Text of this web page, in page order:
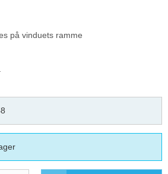
på vinduets ramme